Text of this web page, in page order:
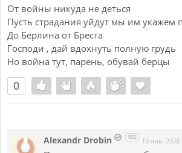
От войны никуда не деться
Пусть страдания уйдут мы им укажем
До Берлина от Бреста
Господи , дай вдохнуть полную грудь
Но война тут, парень, обувай берцы
0
Alexandr Drobin 922 10 янв. 2026